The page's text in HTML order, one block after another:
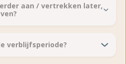
aan / vertrekken later,
verblijfsperiode?